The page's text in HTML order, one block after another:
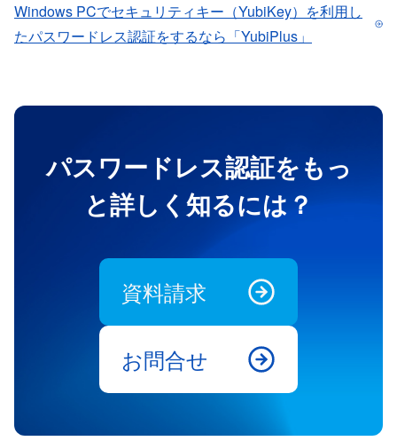
Windows PCでセキュリティキー（YubiKey）を利用し
たパスワードレス認証をするなら「YubiPlus」
パスワードレス認証をもっ
と詳しく知るには？
資料請求
お問合せ